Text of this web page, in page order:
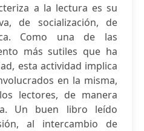
a la lectura es su
de socialización, de
Como una de las
más sutiles que ha
esta actividad implica
en la misma,
lectores, de manera
Un buen libro leído
al intercambio de